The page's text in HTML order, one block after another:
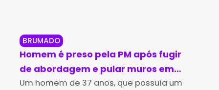
BRUMADO
Homem é preso pela PM após fugir
de abordagem e pular muros em
Brumado
Um homem de 37 anos, que possuía um